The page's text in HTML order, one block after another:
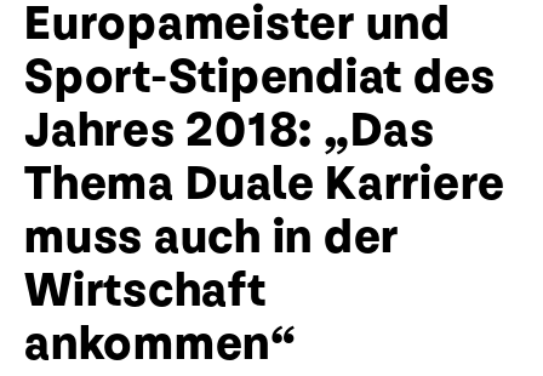
Europameister und
Sport-Stipendiat des
Jahres 2018: „Das
Thema Duale Karriere
muss auch in der
Wirtschaft
ankommen“